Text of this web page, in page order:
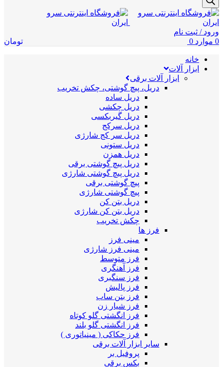
ورود / ثبت نام
0 موارد 0 تومان
خانه
ابزار آلات
ابزار آلات برقی
دریل، پیچ گوشتی، چکش تخریب
دریل ساده
دریل چکشی
دریل گیربکسی
دریل سرکج
دریل سر کج شارژی
دریل ستونی
دریل همزن
دریل پیچ گوشتی برقی
دریل پیچ گوشتی شارژی
پیچ گوشتی برقی
پیچ گوشتی شارژی
دریل بتن کن
دریل بتن کن شارژی
چکش تخریب
فرز ها
مینی فرز
مینی فرز شارژی
فرز متوسط
فرز آهنگری
فرز سنگبری
فرز پالیش
فرز بتن ساب
فرز شیار زن
فرز انگشتی گلو کوتاه
فرز انگشتی گلو بلند
فرز حکاکی ( مینیاتوری )
سایر ابزار آلات برقی
پروفیل بر
بکس برقی